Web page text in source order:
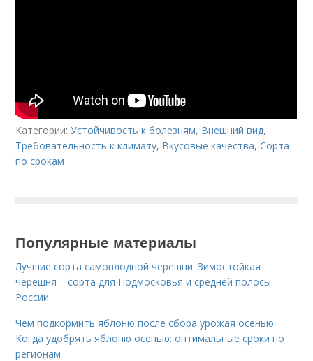
Категории:Устойчивость к болезням, Внешний вид,
Требовательность к климату, Вкусовые качества,Сорта
по срокам
Популярные материалы
Лучшие сорта самоплодной черешни. Зимостойкая
черешня – сорта для Подмосковья и средней полосы
России
Чем подкормить яблоню после сбора урожая осенью.
Когда удобрять яблоню осенью: оптимальные сроки по
регионам